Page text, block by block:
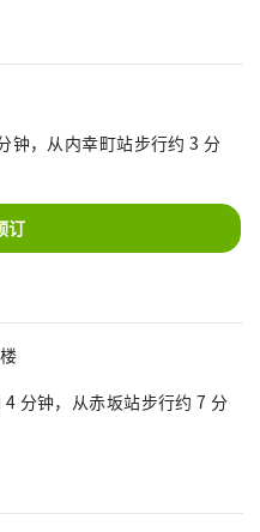
钟，从内幸町站步行约 3 分
订
分钟，从赤坂站步行约 7 分